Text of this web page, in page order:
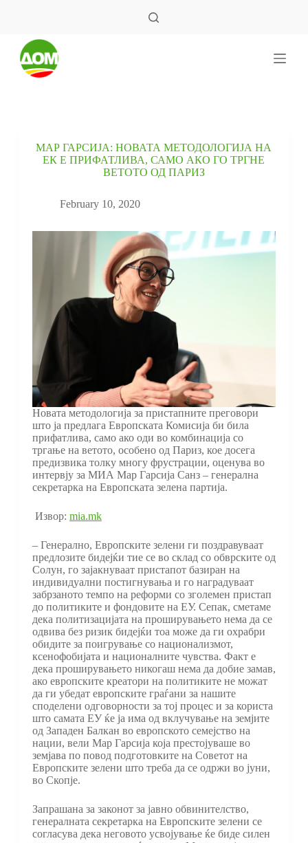
МАР ГАРСИJА: НОВАТА МЕТОДОЛОГИЈА НА
ЕК Е ПРИФАТЛИВА, САМО АКО ГО ТРГНЕ
ВЕТОТО ОД ПАРИЗ
February 10, 2020
Новата методологија за пристапните преговори
што ја предлага Европската Комисија би била
прифатлива, само ако оди во комбинација со
тргање на ветото, особено од Париз, кое досега
предизвика толку многу фрустрации, оценува во
интервју за МИА Мар Гарсија Санз – генерална
секретарка на Европската зелена партија.
Извор: mia.mk
– Генерално, Европските зелени ги поздравуваат
предлозите бидејќи тие се во склад со обврските од
Солун, го зајакнуваат пристапот базиран на
индивидуални постигнувања и го наградуваат
забрзаното темпо на реформи со зголемен пристап
до политиките и фондовите на ЕУ. Сепак, сметаме
дека политизацијата на проширувањето нема да се
одвива без ризик бидејќи тоа може да ги охрабри
обидите за поигрување со национализмот,
ксенофобијата и националните чувства. Факт е
дека проширувањето никогаш нема да добие замав,
ако европските креатори на политиките не можат
да ги убедат европските граѓани за нашите
споделени одговорности за тој процес и за користа
што самата ЕУ ќе ја има од вклучување на земјите
од Западен Балкан во европското семејство на
нации, вели Мар Гарсија која престојуваше во
земјава по повод подготовките на Советот на
Европските зелени што треба да се одржи во јуни,
во Скопје.
Запрашана за законот за јавно обвинителство,
генералната секретарка на Европските зелени се
согласува дека неговото усвојување ќе биде силен